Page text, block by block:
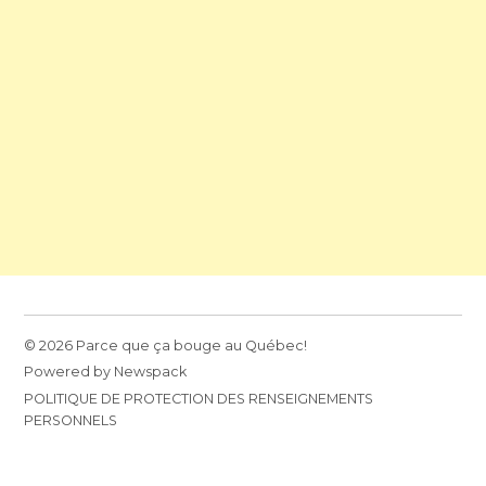
© 2026 Parce que ça bouge au Québec!
Powered by Newspack
POLITIQUE DE PROTECTION DES RENSEIGNEMENTS
PERSONNELS